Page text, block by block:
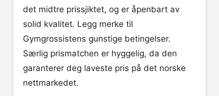
det midtre prissjiktet, og er åpenbart av
solid kvalitet. Legg merke til
Gymgrossistens gunstige betingelser.
Særlig prismatchen er hyggelig, da den
garanterer deg laveste pris på det norske
nettmarkedet.